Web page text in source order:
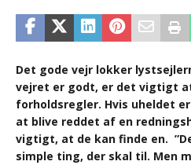
Det gode vejr lokker
vejret er godt, er det vigtigt
forholdsregler. Hvis uheldet
at blive reddet af en
vigtigt, at de kan finde en.
simple ting, der skal til. Men